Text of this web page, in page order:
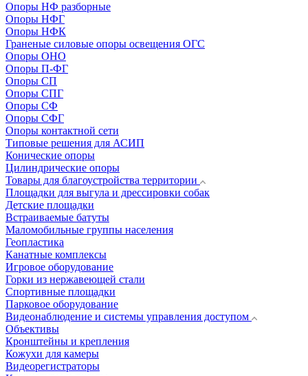
Опоры НФ разборные
Опоры НФГ
Опоры НФК
Граненые силовые опоры освещения ОГС
Опоры ОНО
Опоры П-ФГ
Опоры СП
Опоры СПГ
Опоры СФ
Опоры СФГ
Опоры контактной сети
Типовые решения для АСИП
Конические опоры
Цилиндрические опоры
Товары для благоустройства территории
Площадки для выгула и дрессировки собак
Детские площадки
Встраиваемые батуты
Маломобильные группы населения
Геопластика
Канатные комплексы
Игровое оборудование
Горки из нержавеющей стали
Спортивные площадки
Парковое оборудование
Видеонаблюдение и системы управления доступом
Объективы
Кронштейны и крепления
Кожухи для камеры
Видеорегистраторы